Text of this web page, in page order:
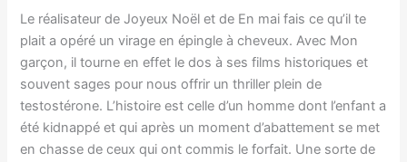
Le réalisateur de Joyeux Noël et de En mai fais ce qu’il te
plait a opéré un virage en épingle à cheveux. Avec Mon
garçon, il tourne en effet le dos à ses films historiques et
souvent sages pour nous offrir un thriller plein de
testostérone. L’histoire est celle d’un homme dont l’enfant a
été kidnappé et qui après un moment d’abattement se met
en chasse de ceux qui ont commis le forfait. Une sorte de